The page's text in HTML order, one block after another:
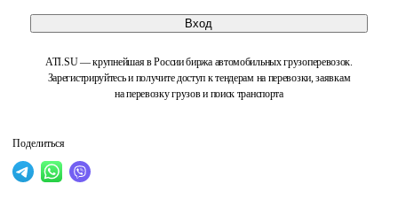
Вход
ATI.SU — крупнейшая в России биржа автомобильных грузоперевозок.
Зарегистрируйтесь и получите доступ к тендерам на перевозки, заявкам
на перевозку грузов и поиск транспорта
Поделиться